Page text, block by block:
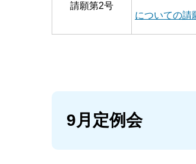
請願第2号
についての請
9月定例会